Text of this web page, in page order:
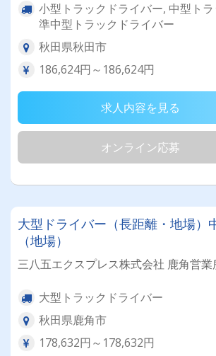
小型トラックドライバー, 中型ト
準中型トラックドライバー
秋田県秋田市
186,624円～186,624円
求人内容を見る
オンライン応募
大型ドライバー（長距離・地場）
（地場）
三八五エクスプレス株式会社 鹿角営業
大型トラックドライバー
秋田県鹿角市
178,632円～178,632円